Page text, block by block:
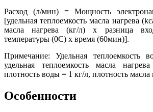
Расход (л/мин) = Мощность
[удельная теплоемкость масла нагрева
масла нагрева (кг/л) х разница
температуры (0С) х время (60мин)].
Примечание: Удельная теплоемкость
удельная теплоемкость масла
плотность воды = 1 кг/л, плотность масла
Особенности